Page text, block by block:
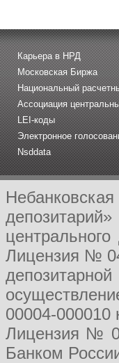
Карьера в НРД
Московская Биржа
Национальный
Ассоциация
LEI-коды
Электронное
Nsddata
Лицензия №
00004-000010
Лицензия №
Банком